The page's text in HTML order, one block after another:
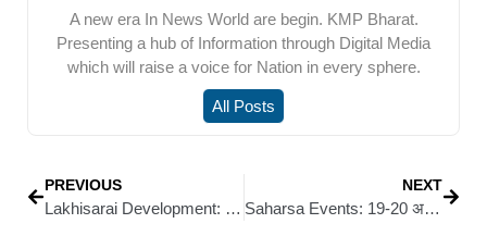
A new era In News World are begin. KMP Bharat.
Presenting a hub of Information through Digital Media
which will raise a voice for Nation in every sphere.
All Posts
PREVIOUS
Lakhisarai Development: लखीसराय में विकास की नई उड़ान, 99 योजनाओं का उद्घाटन और शिलान्यास, ₹30 करोड़ से बदलेगा नगर का चेहरा
NEXT
Saharsa Events: 19-20 अगस्त को सहरसा में राष्ट्रीय सेमिनार, मैथिली साहित्य के तीन नक्षत्रों पर होगी गहन चर्चा